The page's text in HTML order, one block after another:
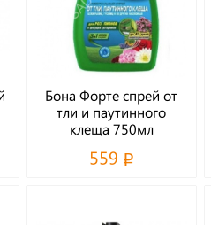
Бона Форте спрей от
тли и паутинного
клеща 750мл
559